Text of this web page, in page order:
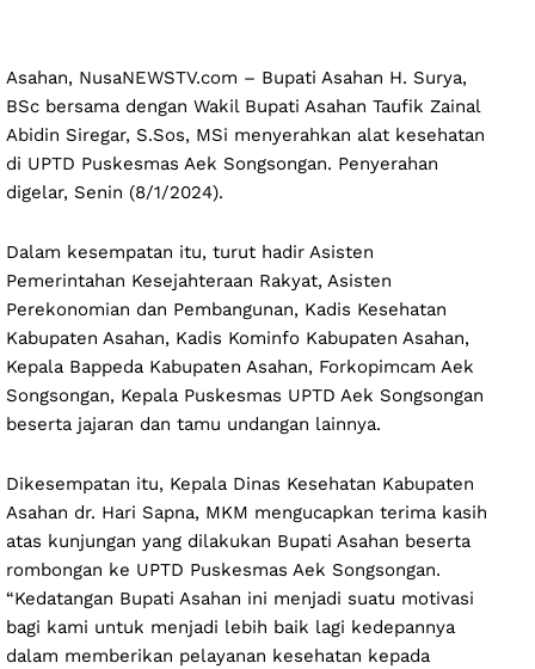
Asahan, NusaNEWSTV.com – Bupati Asahan H. Surya,
BSc bersama dengan Wakil Bupati Asahan Taufik Zainal
Abidin Siregar, S.Sos, MSi menyerahkan alat kesehatan
di UPTD Puskesmas Aek Songsongan. Penyerahan
digelar, Senin (8/1/2024).
Dalam kesempatan itu, turut hadir Asisten
Pemerintahan Kesejahteraan Rakyat, Asisten
Perekonomian dan Pembangunan, Kadis Kesehatan
Kabupaten Asahan, Kadis Kominfo Kabupaten Asahan,
Kepala Bappeda Kabupaten Asahan, Forkopimcam Aek
Songsongan, Kepala Puskesmas UPTD Aek Songsongan
beserta jajaran dan tamu undangan lainnya.
Dikesempatan itu, Kepala Dinas Kesehatan Kabupaten
Asahan dr. Hari Sapna, MKM mengucapkan terima kasih
atas kunjungan yang dilakukan Bupati Asahan beserta
rombongan ke UPTD Puskesmas Aek Songsongan.
“Kedatangan Bupati Asahan ini menjadi suatu motivasi
bagi kami untuk menjadi lebih baik lagi kedepannya
dalam memberikan pelayanan kesehatan kepada